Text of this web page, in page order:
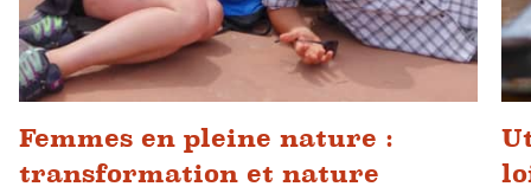
Femmes en pleine nature :
transformation et nature